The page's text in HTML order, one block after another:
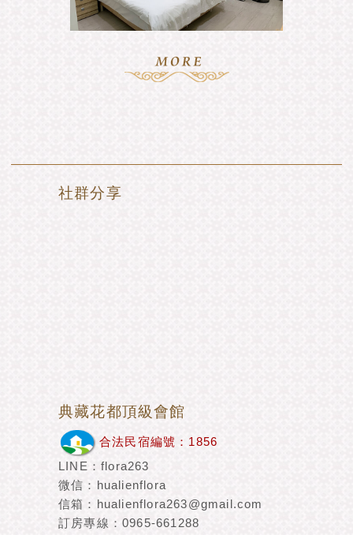
社群分享
典藏花都頂級會館
合法民宿編號：1856
LINE：flora263
微信：hualienflora
信箱：hualienflora263@gmail.com
訂房專線：0965-661288